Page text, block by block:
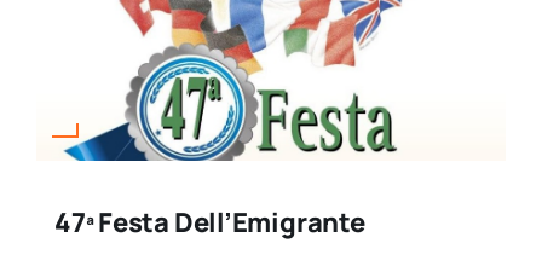
47ª Festa Dell’Emigrante